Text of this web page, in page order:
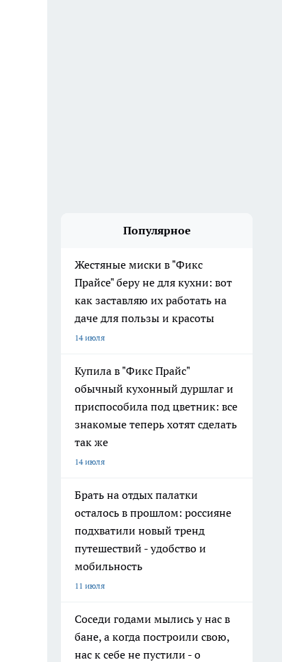
Популярное
Жестяные миски в "Фикс
Прайсе" беру не для кухни: вот
как заставляю их работать на
даче для пользы и красоты
14 июля
Купила в "Фикс Прайс"
обычный кухонный дуршлаг и
приспособила под цветник: все
знакомые теперь хотят сделать
так же
14 июля
Брать на отдых палатки
осталось в прошлом: россияне
подхватили новый тренд
путешествий - удобство и
мобильность
11 июля
Соседи годами мылись у нас в
бане, а когда построили свою,
нас к себе не пустили - о